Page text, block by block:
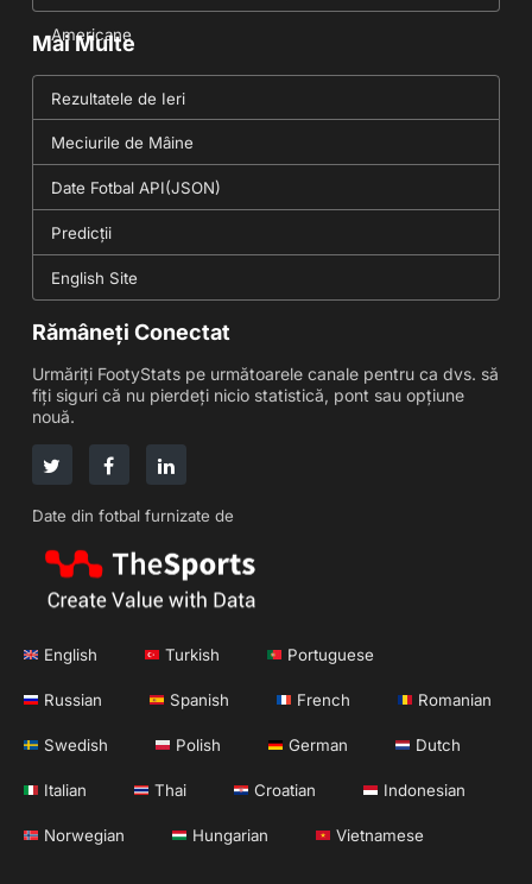
Americane
Mai Multe
Rezultatele de Ieri
Meciurile de Mâine
Date Fotbal API(JSON)
Predicții
English Site
Rămâneți Conectat
Urmăriți FootyStats pe următoarele canale pentru ca dvs. să
fiți siguri că nu pierdeți nicio statistică, pont sau opțiune
nouă.
Date din fotbal furnizate de
English Turkish Portuguese
Russian Spanish French Romanian
Swedish Polish German Dutch
Italian Thai Croatian Indonesian
Norwegian Hungarian Vietnamese